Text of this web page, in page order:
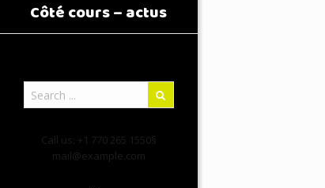
Côté cours – actus
Call us: +1 770 265 1550§
mail@example.com